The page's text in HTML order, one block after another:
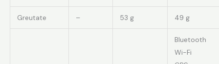
Greutate – 53 g 49 g
Bluetooth
Wi-Fi